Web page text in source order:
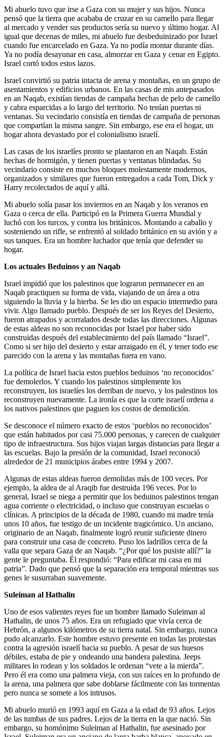
Mi abuelo tuvo que irse a Gaza con su mujer y sus hijos. Nunca
pensó que la tierra que acababa de cruzar en su camello para llegar
al mercado y vender sus productos sería su nuevo y último hogar. Al
igual que decenas de miles, mi abuelo fue desbeduinizado por Israel
cuando fue encarcelado en Gaza. Ya no podía montar durante días.
Ya no podía desayunar en casa, almorzar en Gaza y cenar en Egipto.
Israel cortó todos estos lazos.
Israel convirtió su patria intacta de arena y montañas, en un grupo de
asentamientos y edificios urbanos. En las casas de mis antepasados
en an Naqab, existían tiendas de campaña hechas de pelo de camello
y cabra esparcidas a lo largo del territorio. No tenían puertas ni
ventanas. Su vecindario consistía en tiendas de campaña de personas
que compartían la misma sangre. Sin embargo, ese era el hogar, un
hogar ahora devastado por el colonialismo israelí.
Las casas de los israelíes pronto se plantaron en an Naqab. Están
hechas de hormigón, y tienen puertas y ventanas blindadas. Su
vecindario consiste en muchos bloques molestamente modernos,
organizados y similares que fueron entregados a cada Tom, Dick y
Harry recolectados de aquí y allá.
Mi abuelo solía pasar los inviernos en an Naqab y los veranos en
Gaza o cerca de ella. Participó en la Primera Guerra Mundial y
luchó con los turcos, y contra los británicos. Montando a caballo y
sosteniendo un rifle, se enfrentó al soldado británico en su avión y a
sus tanques. Era un hombre luchador que tenía que defender su
hogar.
Los actuales Beduinos y an Naqab
Israel impidió que los palestinos que lograron permanecer en an
Naqab practiquen su forma de vida, viajando de un área a otra
siguiendo la lluvia y la hierba. Se les dio un espacio intermedio para
vivir. Algo llamado pueblo. Después de ser los Reyes del Desierto,
fueron atrapados y acorralados desde todas las direcciones. Algunas
de estas aldeas no son reconocidas por Israel por haber sido
construidas después del establecimiento del país llamado “Israel”.
Como si ser hijo del desierto y estar arraigado en él, y tener todo ese
parecido con la arena y las montañas fuera en vano.
La política de Israel hacia estos pueblos beduinos ‘no reconocidos’
fue demolerlos. Y cuando los palestinos simplemente los
reconstruyen, los israelíes los derriban de nuevo, y los palestinos los
reconstruyen nuevamente. La ironía es que la corte israelí ordena a
los nativos palestinos que paguen los costos de demolición.
Se desconoce el número exacto de estos ‘pueblos no reconocidos’
que están habitados por casi 75.000 personas, y carecen de cualquier
tipo de infraestructura. Sus hijos viajan largas distancias para llegar a
las escuelas. Bajo la presión de la comunidad, Israel reconoció
alrededor de 21 municipios árabes entre 1994 y 2007.
Algunas de estas aldeas fueron demolidas más de 100 veces. Por
ejemplo, la aldea de al Araqib fue destruida 196 veces. Por lo
general, Israel se niega a permitir que los beduinos palestinos tengan
agua corriente o electricidad, o incluso que construyan escuelas o
clínicas. A principios de la década de 1980, cuando mi madre tenía
unos 10 años, fue testigo de un incidente tragicómico. Un anciano,
originario de an Naqab, finalmente logró reunir suficiente dinero
para construir una casa de concreto. Puso los ladrillos cerca de la
valla que separa Gaza de an Naqab. “¿Por qué los pusiste allí?” la
gente le preguntaba. Él respondió: “Para edificar mi casa en mi
patria”. Dado que pensó que la separación era temporal mientras sus
genes le susurraban suavemente.
Suleiman al Hathalin
Uno de esos valientes reyes fue un hombre llamado Suleiman al
Hathalin, de unos 75 años. Era un refugiado que vivía cerca de
Hebrón, a algunos kilómetros de su tierra natal. Sin embargo, nunca
pudo alcanzarlo. Este hombre estuvo presente en todas las protestas
contra la agresión israelí hacia su pueblo. A pesar de sus huesos
débiles, estaba de pie y ondeando una bandera palestina. Jeeps
militares lo rodean y los soldados le ordenan “vete a la mierda”.
Pero él era como una palmera vieja, con sus raíces en lo profundo de
la arena, una palmera que sabe doblarse fácilmente con las tormentas
pero nunca se somete a los intrusos.
Mi abuelo murió en 1993 aquí en Gaza a la edad de 93 años. Lejos
de las tumbas de sus padres. Lejos de la tierra en la que nació. Sin
embargo, su homónimo Suleiman al Hathalin, fue asesinado por